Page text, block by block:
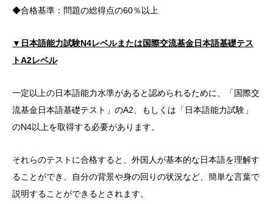
◆合格基準：問題の総得点の60％以上
▼日本語能力試験N4レベルまたは国際交流基金日本語基礎テス
トA2レベル
一定以上の日本語能力水準があると認められるために、「国際交
流基金日本語基礎テスト」のA2、もしくは「日本語能力試験」
のN4以上を取得する必要があります。
それらのテストに合格すると、外国人が基本的な日本語を理解す
ることができ、自分の背景や身の回りの状況など、簡単な言葉で
説明することができるとされます。